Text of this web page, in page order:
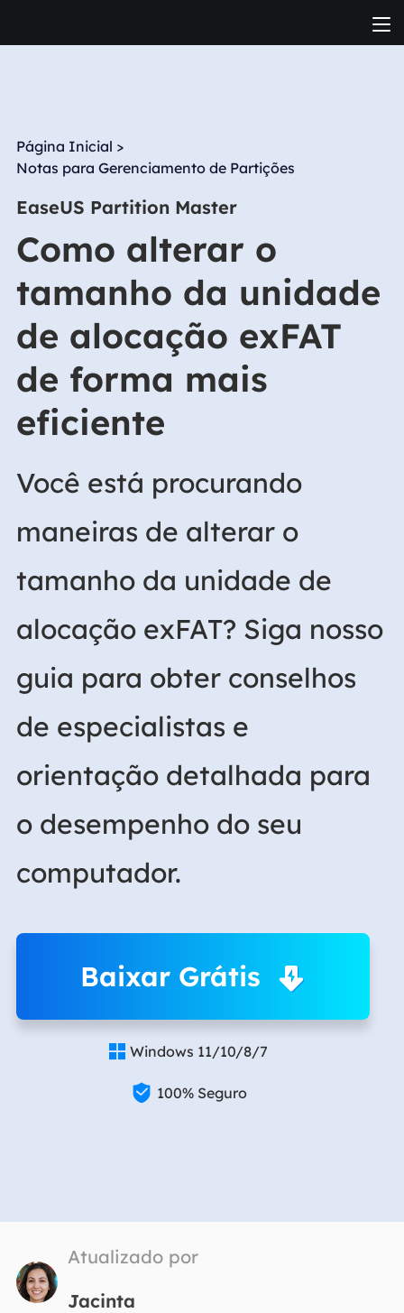
Página Inicial >
Notas para Gerenciamento de Partições
EaseUS Partition Master
Como alterar o
tamanho da unidade
de alocação exFAT
de forma mais
eficiente
Você está procurando
maneiras de alterar o
tamanho da unidade de
alocação exFAT? Siga nosso
guia para obter conselhos
de especialistas e
orientação detalhada para
o desempenho do seu
computador.
Baixar Grátis
 Windows 11/10/8/7
 100% Seguro
Atualizado por
Jacinta